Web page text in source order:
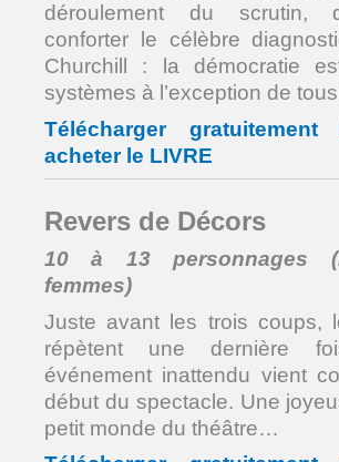
déroulement du scrutin,
conforter le célèbre
Churchill : la démocratie
systèmes à l’exception de
Télécharger
acheter le LIVRE
Revers de Décors
10 à 13 personnages
femmes)
Juste avant les trois coups,
répètent une dernière
événement inattendu vient
début du spectacle. Une
petit monde du théâtre…